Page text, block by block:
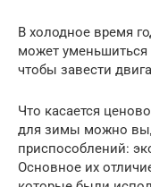
В холодное время
может уменьшиться
чтобы завести
Что касается
для зимы можно
приспособлений:
Основное их